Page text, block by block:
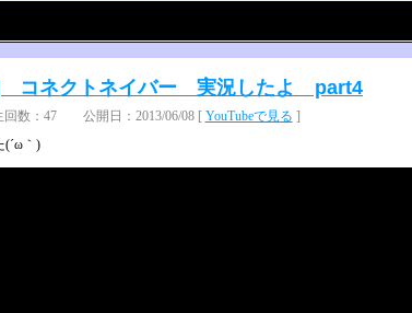
コネクトネイバー 実況したよ part4
回数：47 公開日：2013/06/08 [ YouTubeで見る ]
(´ω｀)